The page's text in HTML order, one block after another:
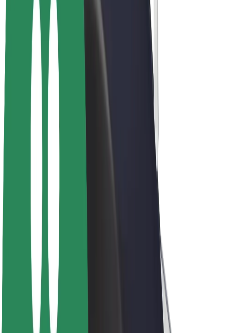
მძღოლის შემოსავლები
კურიერები
კურიერის შემოსავლები
Bolt Food პარტნიორები
ავტოპარკები
კომპანია
სიახლეები
ბრენდის გზამკვლევი
მისია
ინვესტორებთან ურთიერთობა
ლიდერობა
ბრენდი